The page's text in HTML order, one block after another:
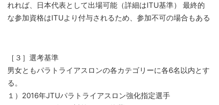
れれば、日本代表として出場可能（詳細はITU基準） 最終的
な参加資格はITUより付与されるため、参加不可の場合もある
［３］選考基準
男女ともパラトライアスロンの各カテゴリーに各6名以内とす
る。
１）2016年JTUパラトライアスロン強化指定選手